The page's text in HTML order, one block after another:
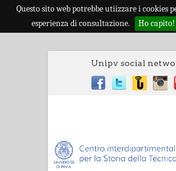
Questo sito web potrebbe utiizzare i cookies
esperienza di consultazione.
Ho capito!
Unipv social